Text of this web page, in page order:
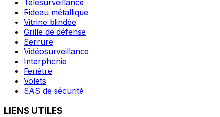
Télésurveillance
Rideau métallique
Vitrine blindée
Grille de défense
Serrure
Vidéosurveillance
Interphonie
Fenêtre
Volets
SAS de sécurité
LIENS UTILES